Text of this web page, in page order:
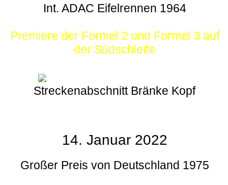
Int. ADAC Eifelrennen 1964
Premiere der Formel 2 und Formel 3 auf
der Südschleife
Streckenabschnitt Bränke Kopf
14. Januar 2022
Großer Preis von Deutschland 1975